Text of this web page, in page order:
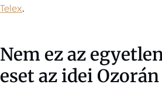
Telex.
Nem ez az
eset az idei Ozorán